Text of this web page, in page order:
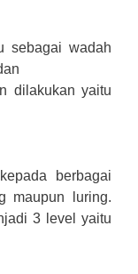
sebagai wadah
dilakukan yaitu
berbagai
maupun luring.
3 level yaitu